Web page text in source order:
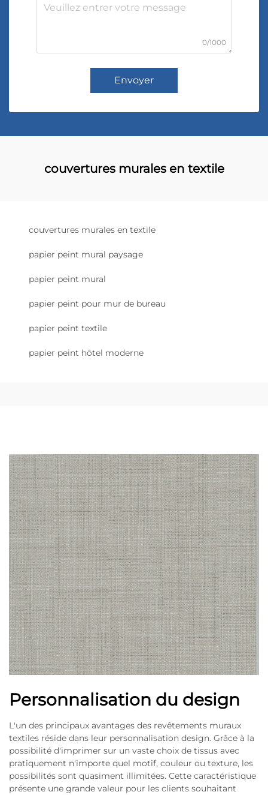
0/1000
Envoyer
couvertures murales en textile
couvertures murales en textile
papier peint mural paysage
papier peint mural
papier peint pour mur de bureau
papier peint textile
papier peint hôtel moderne
Personnalisation du design
L'un des principaux avantages des revêtements muraux
textiles réside dans leur personnalisation design. Grâce à la
possibilité d'imprimer sur un vaste choix de tissus avec
pratiquement n'importe quel motif, couleur ou texture, les
possibilités sont quasiment illimitées. Cette caractéristique
présente une grande valeur pour les clients souhaitant